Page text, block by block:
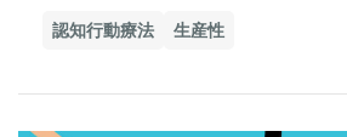
認知行動療法 生産性